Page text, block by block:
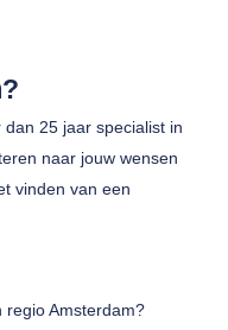
25 jaar specialist in
naar jouw wensen
vinden van een
regio Amsterdam?